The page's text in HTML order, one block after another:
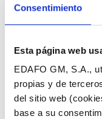
Consentimiento
Esta página web
EDAFO GM, S.A.,
propias y de
del sitio web
base a su
higienización
granulometría y
Control final de
físicos,
propiedades